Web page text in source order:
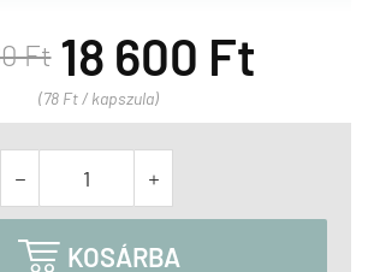
Ft 18 600 Ft
(78 Ft / kapszula)
 
 KOSÁRBA